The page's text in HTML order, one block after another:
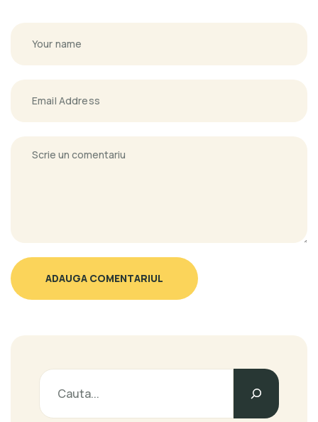
ADAUGA COMENTARIUL